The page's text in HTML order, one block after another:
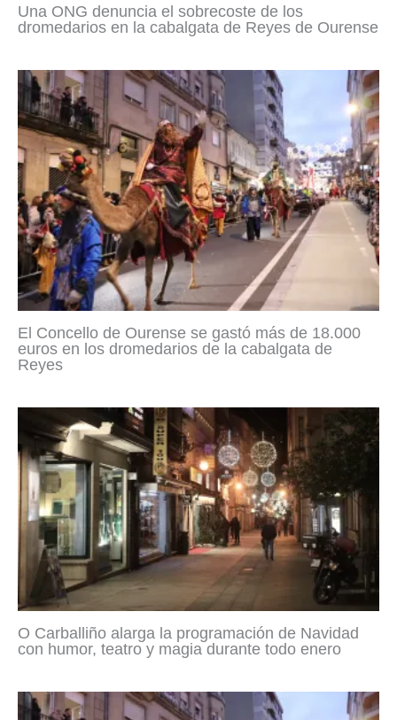
Una ONG denuncia el sobrecoste de los
dromedarios en la cabalgata de Reyes de Ourense
El Concello de Ourense se gastó más de 18.000
euros en los dromedarios de la cabalgata de
Reyes
O Carballiño alarga la programación de Navidad
con humor, teatro y magia durante todo enero